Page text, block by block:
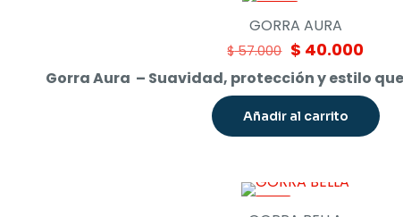
GORRA AURA
$57.000 Original
price
was:
$ 57.000.
$ 40.000
price
is:
$
Gorra Aura – Suavidad, protección y estilo
Añadir al carrito